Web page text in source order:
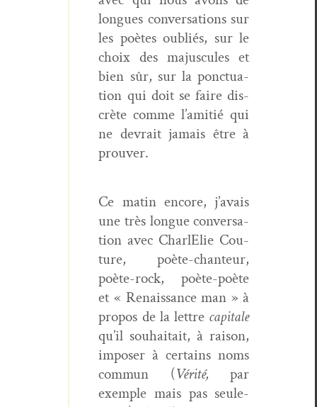
longues con­ver­sa­tions sur
les poètes oubliés, sur le
choix des majus­cules et
bien sûr, sur la ponc­tu­a­
tion qui doit se faire dis­
crète comme l’amitié qui
ne devrait jamais être à
prouver.
Ce matin encore, j’avais
une très longue con­ver­sa­
tion avec CharlElie Cou­
ture, poète-chanteur,
poète-rock, poète-poète
et « Renais­sance man » à
pro­pos de la let­tre cap­i­tale
qu’il souhaitait, à rai­son,
impos­er à cer­tains noms
com­mun (Vérité, par
exem­ple mais pas seule­